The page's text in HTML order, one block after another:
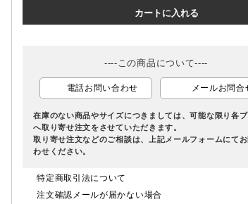
----この商品について----
電話お問い合わせ メールお問合
在庫のない商品やサイズにつきましては、可能な限り各
へ取り寄せ注文をさせていただきます。
取り寄せ注文などのご相談は、上記メールフォームにて
わせください。
特定商取引法について
注文確認メールが届かない場合